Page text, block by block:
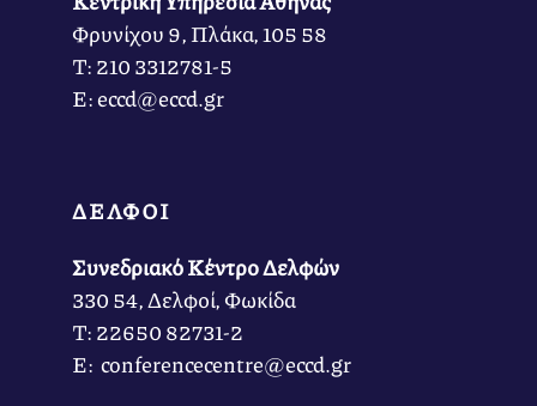
Φρυνίχου 9, Πλάκα, 105 58
Τ: 210 3312781-5
Ε: eccd@eccd.gr
ΔΕΛΦΟΙ
Συνεδριακό Κέντρο Δελφών
330 54, Δελφοί, Φωκίδα
Τ: 22650 82731-2
Ε: conferencecentre@eccd.gr